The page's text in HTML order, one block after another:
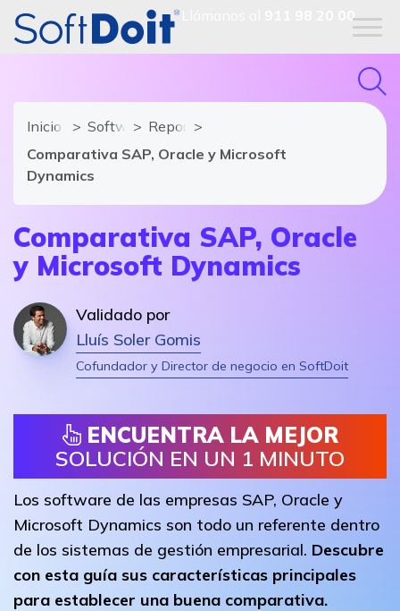
911 98 20 00
Inicio Software ERPReportajes
Comparativa SAP, Oracle y Microsoft
Dynamics
Comparativa SAP, Oracle
y Microsoft Dynamics
Validado por
Lluís Soler Gomis
Cofundador y Director de negocio en SoftDoit
ENCUENTRA LA MEJOR
SOLUCIÓN EN UN 1 MINUTO
Los software de las empresas SAP, Oracle y
Microsoft Dynamics son todo un referente dentro
de los sistemas de gestión empresarial. Descubre
con esta guía sus características principales
para establecer una buena comparativa.